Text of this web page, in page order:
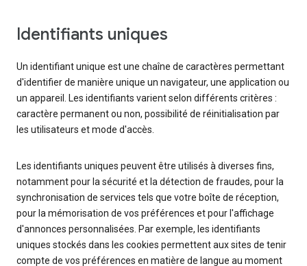
Identifiants uniques
Un identifiant unique est une chaîne de caractères permettant
d'identifier de manière unique un navigateur, une application ou
un appareil. Les identifiants varient selon différents critères :
caractère permanent ou non, possibilité de réinitialisation par
les utilisateurs et mode d'accès.
Les identifiants uniques peuvent être utilisés à diverses fins,
notamment pour la sécurité et la détection de fraudes, pour la
synchronisation de services tels que votre boîte de réception,
pour la mémorisation de vos préférences et pour l'affichage
d'annonces personnalisées. Par exemple, les identifiants
uniques stockés dans les cookies permettent aux sites de tenir
compte de vos préférences en matière de langue au moment